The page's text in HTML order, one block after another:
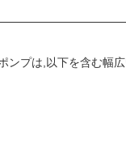
ンプは,以下を含む幅